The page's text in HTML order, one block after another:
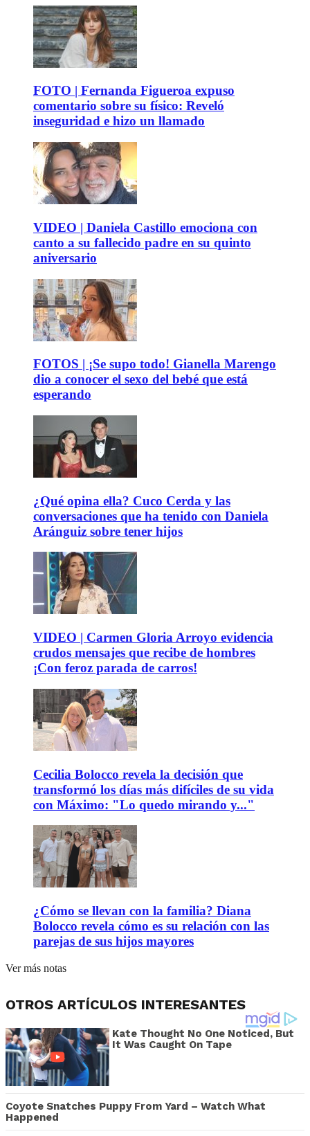
FOTO | Fernanda Figueroa expuso
comentario sobre su físico: Reveló
inseguridad e hizo un llamado
VIDEO | Daniela Castillo emociona con
canto a su fallecido padre en su quinto
aniversario
FOTOS | ¡Se supo todo! Gianella Marengo
dio a conocer el sexo del bebé que está
esperando
¿Qué opina ella? Cuco Cerda y las
conversaciones que ha tenido con Daniela
Aránguiz sobre tener hijos
VIDEO | Carmen Gloria Arroyo evidencia
crudos mensajes que recibe de hombres
¡Con feroz parada de carros!
Cecilia Bolocco revela la decisión que
transformó los días más difíciles de su vida
con Máximo: "Lo quedo mirando y..."
¿Cómo se llevan con la familia? Diana
Bolocco revela cómo es su relación con las
parejas de sus hijos mayores
Ver más notas
OTROS ARTÍCULOS INTERESANTES
Kate Thought No One Noticed, But
It Was Caught On Tape
Coyote Snatches Puppy From Yard – Watch What
Happened